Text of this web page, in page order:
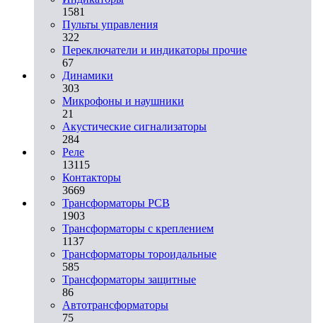
1581
Пульты управления
322
Переключатели и индикаторы прочие
67
Динамики
303
Микрофоны и наушники
21
Акустические сигнализаторы
284
Реле
13115
Контакторы
3669
Трансформаторы PCB
1903
Трансформаторы с креплением
1137
Трансформаторы тороидальные
585
Трансформаторы защитные
86
Автотрансформаторы
75